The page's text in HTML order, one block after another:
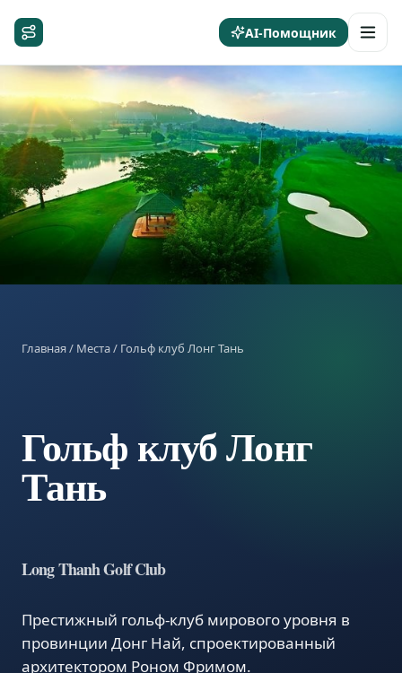
AI-Помощник
Главная/ Места/ Гольф клуб Лонг Тань
Гольф клуб Лонг
Тань
Long Thanh Golf Club
Престижный гольф-клуб мирового уровня в
провинции Донг Най, спроектированный
архитектором Роном Фримом.